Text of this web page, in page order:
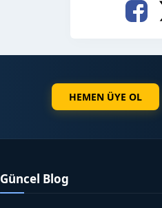
HEMEN ÜYE OL
Güncel Blog